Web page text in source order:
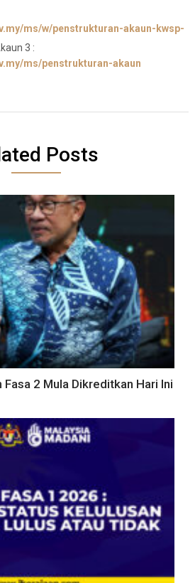
ms/w/penstrukturan-akaun-kwsp-
3 :
ms/penstrukturan-akaun
Posts
Fasa 2 Mula Dikreditkan Hari Ini